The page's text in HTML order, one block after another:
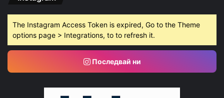
The Instagram Access Token is expired, Go to the Theme
options page > Integrations, to to refresh it.
Последвай ни